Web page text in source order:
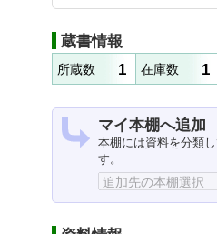
蔵書情報
所蔵数 1 在庫数 1
マイ本棚へ追加
本棚には資料を分類
す。